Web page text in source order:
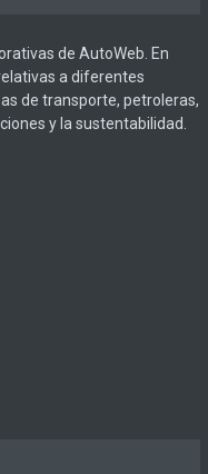
de AutoWeb. En
a diferentes
de transporte, petroleras,
y la sustentabilidad.